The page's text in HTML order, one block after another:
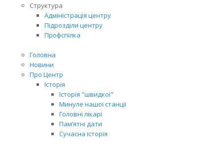
Структура
Адміністрація центру
Підрозділи центру
Профспілка
Головна
Новини
Про Центр
Історія
Історія "швидкої"
Минуле нашої станції
Головні лікарі
Пам’ятні дати
Сучасна історія